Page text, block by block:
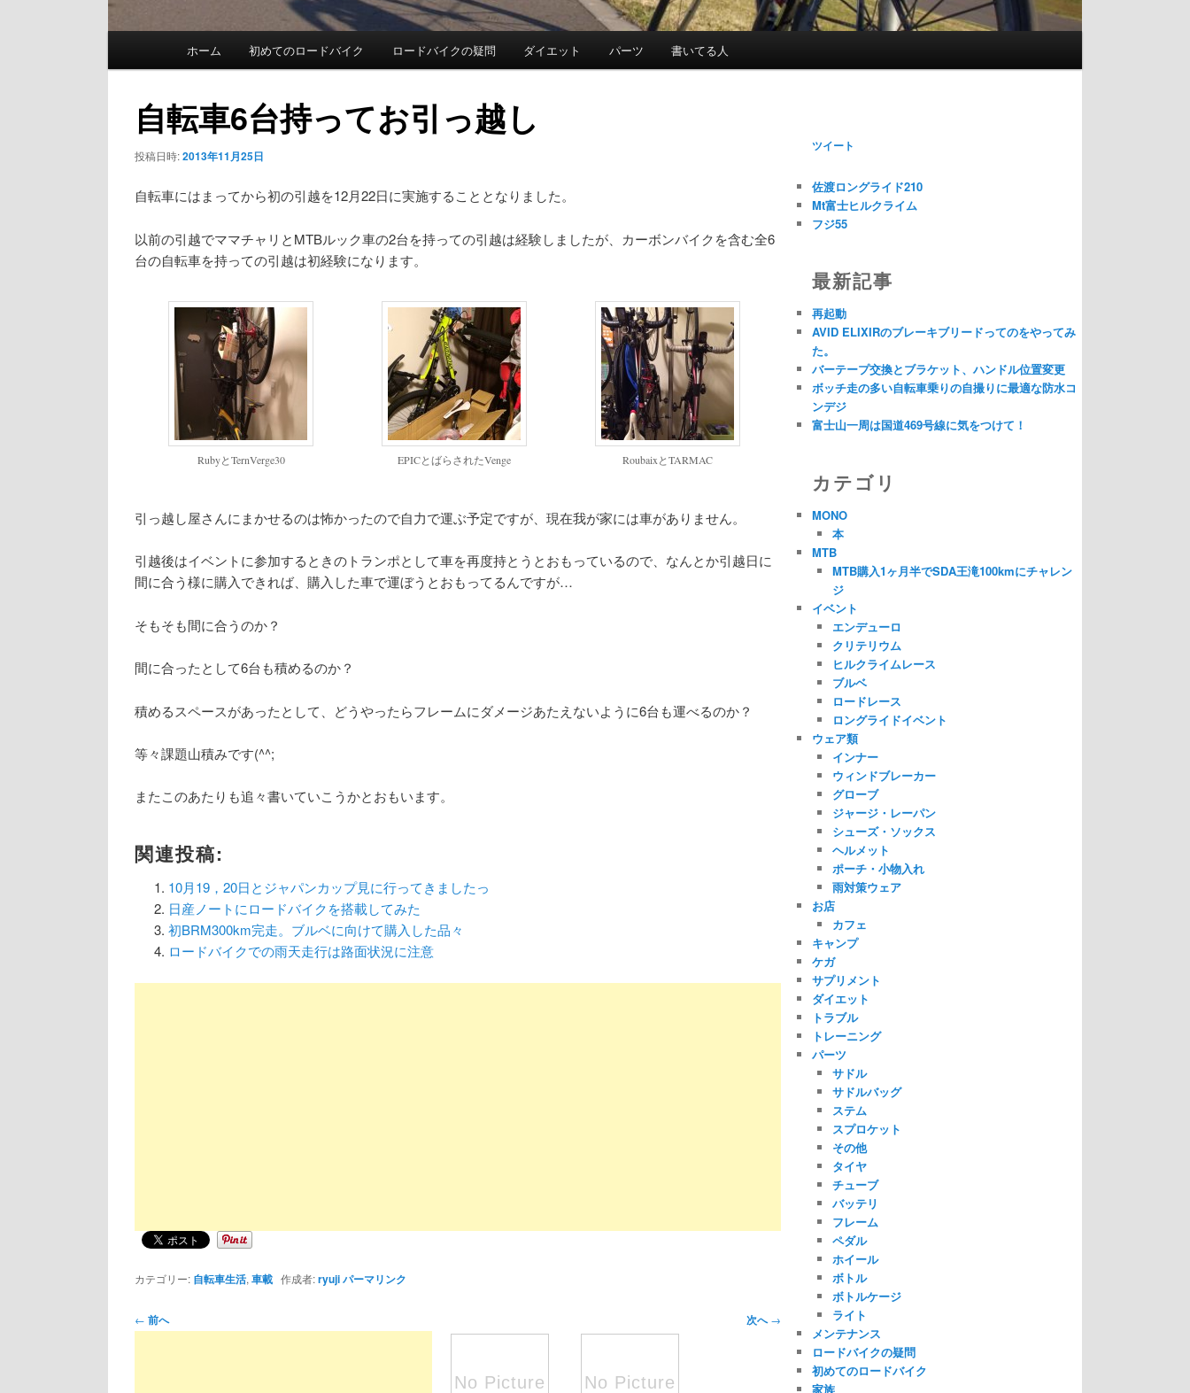
イ
ホーム 初めてのロードバイク ロードバイクの疑問 ダイエット パーツ 書いてる人
自転車6台持ってお引っ越し
投稿日時:2013年11月25日
自転車にはまってから初の引越を12月22日に実施することとなりました。
以前の引越でママチャリとMTBルック車の2台を持っての引越は経験しましたが、カーボンバイクを含む全6
台の自転車を持っての引越は初経験になります。
RubyとTernVerge30 EPICとばらされたVenge RoubaixとTARMAC
引っ越し屋さんにまかせるのは怖かったので自力で運ぶ予定ですが、現在我が家には車がありません。
引越後はイベントに参加するときのトランポとして車を再度持とうとおもっているので、なんとか引越日に
間に合う様に購入できれば、購入した車で運ぼうとおもってるんですが…
そもそも間に合うのか？
間に合ったとして6台も積めるのか？
積めるスペースがあったとして、どうやったらフレームにダメージあたえないように6台も運べるのか？
等々課題山積みです(^^;
またこのあたりも追々書いていこうかとおもいます。
関連投稿:
10月19，20日とジャパンカップ見に行ってきましたっ
日産ノートにロードバイクを搭載してみた
初BRM300km完走。ブルベに向けて購入した品々
ロードバイクでの雨天走行は路面状況に注意
カテゴリー: 自転車生活, 車載 作成者:ryujiパーマリンク
投
← 前へ 次へ→
ツイート
佐渡ロングライド210
Mt富士ヒルクライム
フジ55
最新記事
再起動
AVID ELIXIRのブレーキブリードってのをやってみ
た。
バーテープ交換とブラケット、ハンドル位置変更
ボッチ走の多い自転車乗りの自撮りに最適な防水コ
ンデジ
富士山一周は国道469号線に気をつけて！
カテゴリ
MONO
本
MTB
MTB購入1ヶ月半でSDA王滝100kmにチャレン
ジ
イベント
エンデューロ
クリテリウム
ヒルクライムレース
ブルベ
ロードレース
ロングライドイベント
ウェア類
インナー
ウィンドブレーカー
グローブ
ジャージ・レーパン
シューズ・ソックス
ヘルメット
ポーチ・小物入れ
雨対策ウェア
お店
カフェ
キャンプ
ケガ
サプリメント
ダイエット
トラブル
トレーニング
パーツ
サドル
サドルバッグ
ステム
スプロケット
その他
タイヤ
チューブ
バッテリ
フレーム
ペダル
ホイール
ボトル
ボトルケージ
ライト
メンテナンス
ロードバイクの疑問
初めてのロードバイク
家族